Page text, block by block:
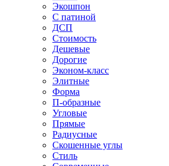
Экошпон
С патиной
ДСП
Стоимость
Дешевые
Дорогие
Эконом-класс
Элитные
Форма
П-образные
Угловые
Прямые
Радиусные
Скошенные углы
Стиль